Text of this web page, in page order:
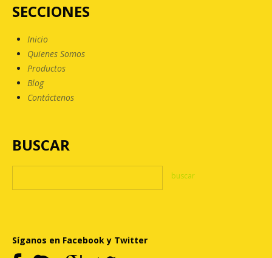
SECCIONES
Inicio
Quienes Somos
Productos
Blog
Contáctenos
BUSCAR
Síganos en Facebook y Twitter